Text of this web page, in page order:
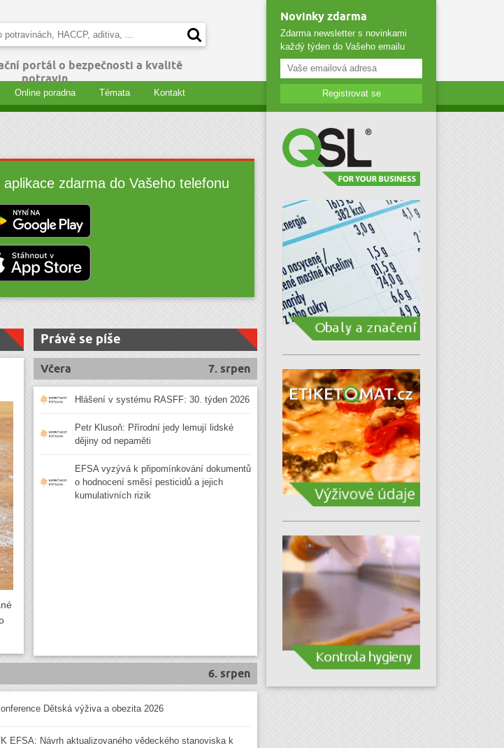
portál o bezpečnosti a kvalitě
potravin
Online poradna Témata Kontakt
zdarma do Vašeho telefonu
Právě se píše
7. srpen
Včera
Hlášení v systému RASFF: 30. týden 2026
Petr Klusoň: Přírodní jedy lemují lidské
dějiny od nepaměti
EFSA vyzývá k připomínkování dokumentů
o hodnocení směsí pesticidů a jejich
kumulativních rizik
6. srpen
Dětská výživa a obezita 2026
EFSA: Návrh aktualizovaného vědeckého stanoviska k
Novinky zdarma
Zdarma newsletter s novinkami
každý týden do Vašeho emailu
Registrovat se